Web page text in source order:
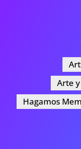
Arte
Hagamos